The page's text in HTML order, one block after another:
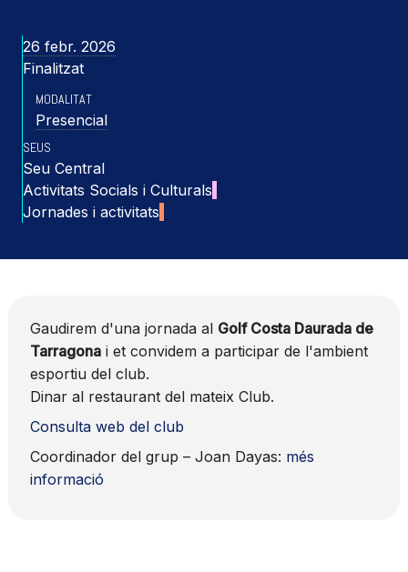
26 febr. 2026
Finalitzat
MODALITAT
Presencial
SEUS
Seu Central
Activitats Socials i Culturals
Jornades i activitats
Gaudirem d'una jornada al Golf Costa Daurada de
Tarragonai et convidem a participar de l'ambient
esportiu del club.
Dinar al restaurant del mateix Club.
Consulta web del club
Coordinador del grup – Joan Dayas: més
informació